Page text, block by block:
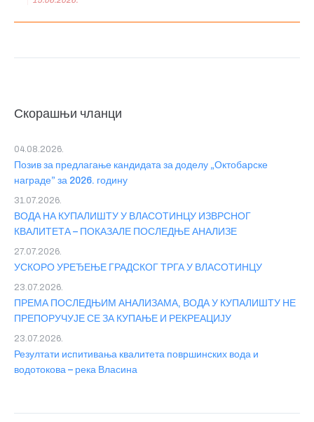
Скорашњи чланци
Позив за предлагање кандидата за доделу „Октобарске
награде” за 2026. годину
04.08.2026.
ВОДА НА КУПАЛИШТУ У ВЛАСОТИНЦУ ИЗВРСНОГ
КВАЛИТЕТА – ПОКАЗАЛЕ ПОСЛЕДЊЕ АНАЛИЗЕ
31.07.2026.
УСКОРО УРЕЂЕЊЕ ГРАДСКОГ ТРГА У ВЛАСОТИНЦУ
27.07.2026.
ПРЕМА ПОСЛЕДЊИМ АНАЛИЗАМА, ВОДА У КУПАЛИШТУ НЕ
ПРЕПОРУЧУЈЕ СЕ ЗА КУПАЊЕ И РЕКРЕАЦИЈУ
23.07.2026.
Резултати испитивања квалитета површинских вода и
водотокова – река Власина
23.07.2026.